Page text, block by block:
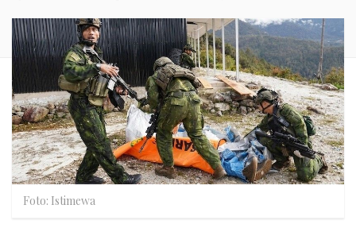
Foto: Istimewa